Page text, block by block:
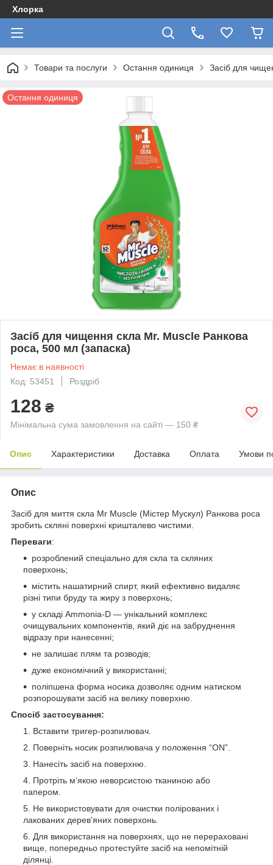
Хлорка
Товари та послуги Остання одиниця Засіб для
Остання одиниця
Засіб для чищення скла Mr. Muscle Ранкова
роса, 500 мл (запаска)
Немає в наявності
Код: 53451
Роздріб
128 ₴
Мінімальна сума замовлення на сайті — 150 ₴
Опис Характеристики Доставка Оплата Умови
Опис
Засіб для миття скла Mr Muscle (Містер Мускул) Ранкова роса
зробить скляні поверхні кришталево чистими.
Переваги:
розроблений спеціально для скла та скляних
поверхонь;
містить нашатирний спирт, який ефективно видаляє
різні типи бруду та жиру з поверхонь;
у складі Ammonia-D — унікальний комплекс
очищувальних компонентів, який діє на забруднення
відразу при нанесенні;
не залишає плям та розводів;
дуже економічний у використанні;
поліпшена форма носика дозволяє одним натиском
розпорошувати засіб на велику поверхню.
Спосіб застосування:
Вставити тригер-розпилювач.
Поверніть носик розпилювача у положення “ON”.
Нанесіть засіб на поверхню.
Протріть м’якою неворсистою тканиною або
папером.
Не використовувати для очистки полірованих і
лакованих дерев’яних поверхонь.
Для використання на поверхнях, що не перераховані
вище, попередньо протестуйте засіб на непомітній
ділянці.